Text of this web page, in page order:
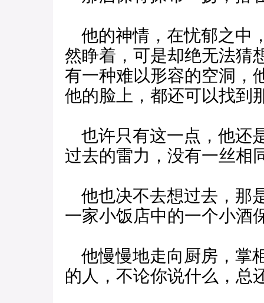
他的神情，在忧郁之中
然睁着，可是却绝无法猜
有一种难以形容的空洞，
他的脸上，都还可以找到
也许只有这一点，他还
过去的雷力，没有一丝相
他也决不去想过去，那
一家小饭店中的一个小酒
他慢慢地走向厨房，掌
的人，不论你说什么，总